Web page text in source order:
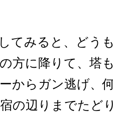
てみると、どう
方に降りて、塔
からガン逃げ、
の辺りまでたど